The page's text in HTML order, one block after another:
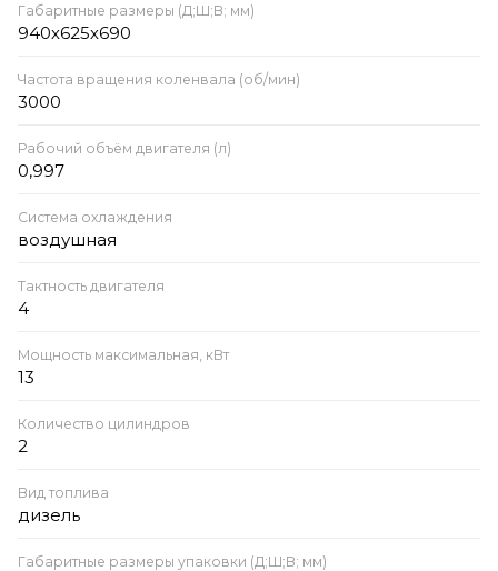
Габаритные размеры (Д;Ш;В; мм)
940х625х690
Частота вращения коленвала (об/мин)
3000
Рабочий объём двигателя (л)
0,997
Система охлаждения
воздушная
Тактность двигателя
4
Мощность максимальная, кВт
13
Количество цилиндров
2
Вид топлива
дизель
Габаритные размеры упаковки (Д;Ш;В; мм)